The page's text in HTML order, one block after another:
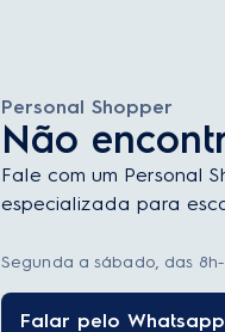
Personal Shopper
Não
Fale com um Personal
especializada para
Segunda a sábado, das
Falar pelo Whatsapp